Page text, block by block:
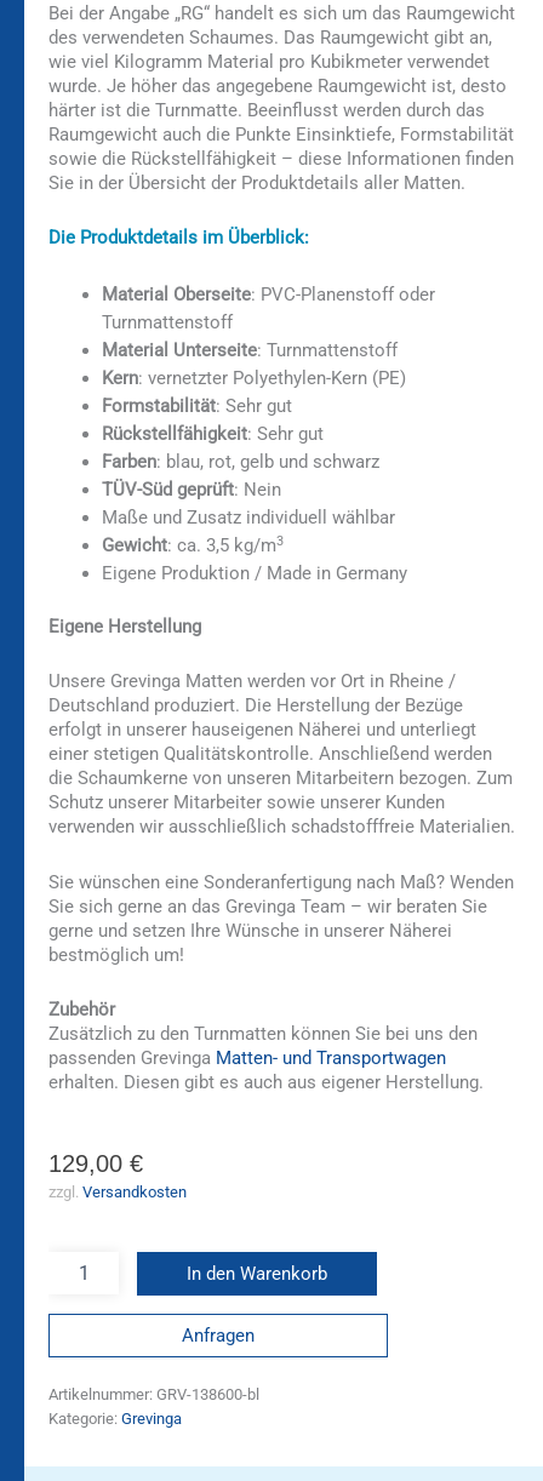
Bei der Angabe „RG“ handelt es sich um das Raumgewicht
des verwendeten Schaumes. Das Raumgewicht gibt an,
wie viel Kilogramm Material pro Kubikmeter verwendet
wurde. Je höher das angegebene Raumgewicht ist, desto
härter ist die Turnmatte. Beeinflusst werden durch das
Raumgewicht auch die Punkte Einsinktiefe, Formstabilität
sowie die Rückstellfähigkeit – diese Informationen finden
Sie in der Übersicht der Produktdetails aller Matten.
Die Produktdetails im Überblick:
Material Oberseite: PVC-Planenstoff oder
Turnmattenstoff
Material Unterseite: Turnmattenstoff
Kern: vernetzter Polyethylen-Kern (PE)
Formstabilität: Sehr gut
Rückstellfähigkeit: Sehr gut
Farben: blau, rot, gelb und schwarz
TÜV-Süd geprüft: Nein
Maße und Zusatz individuell wählbar
Gewicht: ca. 3,5 kg/m3
Eigene Produktion / Made in Germany
Eigene Herstellung
Unsere Grevinga Matten werden vor Ort in Rheine /
Deutschland produziert. Die Herstellung der Bezüge
erfolgt in unserer hauseigenen Näherei und unterliegt
einer stetigen Qualitätskontrolle. Anschließend werden
die Schaumkerne von unseren Mitarbeitern bezogen. Zum
Schutz unserer Mitarbeiter sowie unserer Kunden
verwenden wir ausschließlich schadstofffreie Materialien.
Sie wünschen eine Sonderanfertigung nach Maß? Wenden
Sie sich gerne an das Grevinga Team – wir beraten Sie
gerne und setzen Ihre Wünsche in unserer Näherei
bestmöglich um!
Zubehör
Zusätzlich zu den Turnmatten können Sie bei uns den
passenden Grevinga Matten- und Transportwagen
erhalten. Diesen gibt es auch aus eigener Herstellung.
129,00 €
zzgl. Versandkosten
In den Warenkorb
Anfragen
Artikelnummer: GRV-138600-bl
Kategorie: Grevinga